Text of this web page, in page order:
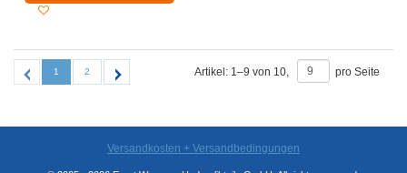
1 2 Artikel: 1–9 von 10, pro Seite
Versandkosten + Versandbedingungen